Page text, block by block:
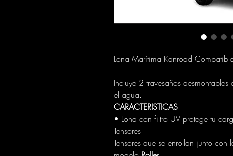
Lona Marítima Kanroad
Incluye 2 travesaños
el agua.
CARACTERISTICAS
• Lona con filtro UV protege tu
Tensores
Tensores que se enrollan junto